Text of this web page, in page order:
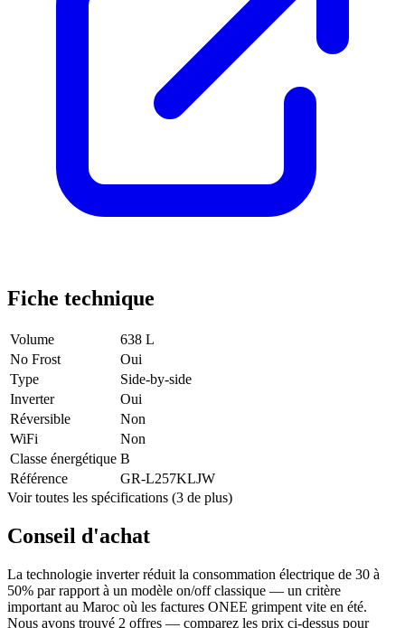
Fiche technique
Volume
638 L
No Frost
Oui
Type
Side-by-side
Inverter
Oui
Réversible
Non
WiFi
Non
Classe énergétique B
Référence
GR-L257KLJW
Voir toutes les spécifications (3 de plus)
Conseil d'achat
La technologie inverter réduit la consommation électrique de 30 à
50% par rapport à un modèle on/off classique — un critère
important au Maroc où les factures ONEE grimpent vite en été.
Nous avons trouvé 2 offres — comparez les prix ci-dessus pour